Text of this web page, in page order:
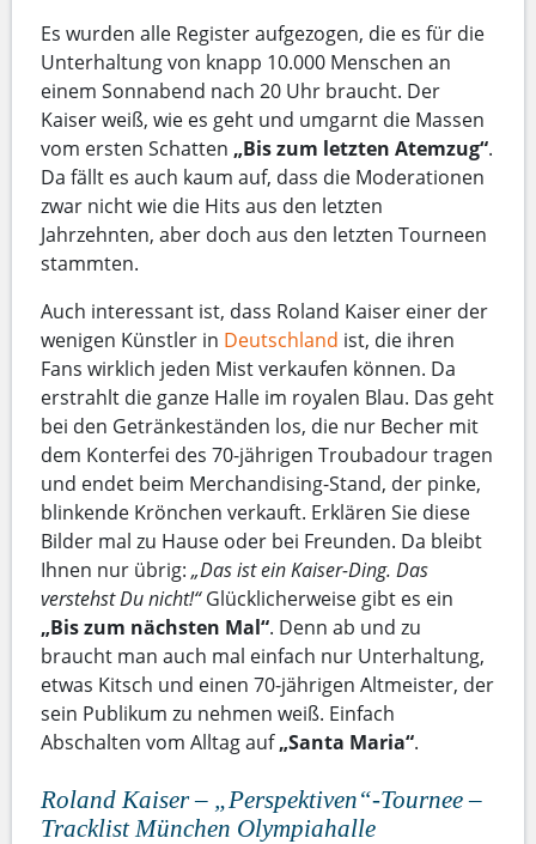
Es wurden alle Register aufgezogen, die es für die
Unterhaltung von knapp 10.000 Menschen an
einem Sonnabend nach 20 Uhr braucht. Der
Kaiser weiß, wie es geht und umgarnt die Massen
vom ersten Schatten „Bis zum letzten Atemzug“.
Da fällt es auch kaum auf, dass die Moderationen
zwar nicht wie die Hits aus den letzten
Jahrzehnten, aber doch aus den letzten Tourneen
stammten.
Auch interessant ist, dass Roland Kaiser einer der
wenigen Künstler in Deutschland ist, die ihren
Fans wirklich jeden Mist verkaufen können. Da
erstrahlt die ganze Halle im royalen Blau. Das geht
bei den Getränkeständen los, die nur Becher mit
dem Konterfei des 70-jährigen Troubadour tragen
und endet beim Merchandising-Stand, der pinke,
blinkende Krönchen verkauft. Erklären Sie diese
Bilder mal zu Hause oder bei Freunden. Da bleibt
Ihnen nur übrig: „Das ist ein Kaiser-Ding. Das
verstehst Du nicht!“Glücklicherweise gibt es ein
„Bis zum nächsten Mal“. Denn ab und zu
braucht man auch mal einfach nur Unterhaltung,
etwas Kitsch und einen 70-jährigen Altmeister, der
sein Publikum zu nehmen weiß. Einfach
Abschalten vom Alltag auf„Santa Maria“.
Roland Kaiser – „Perspektiven“-Tournee –
Tracklist München Olympiahalle